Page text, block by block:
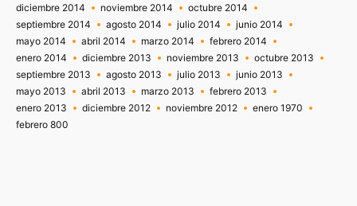
diciembre 2014
noviembre 2014
octubre 2014
septiembre 2014
agosto 2014 julio 2014
junio 2014
mayo 2014
abril 2014 marzo 2014
febrero 2014
enero 2014
diciembre 2013 noviembre 2013
octubre 2013
septiembre 2013
agosto 2013 julio 2013
junio 2013
mayo 2013
abril 2013 marzo 2013
febrero 2013
enero 2013
diciembre 2012 noviembre 2012
enero 1970
febrero 800